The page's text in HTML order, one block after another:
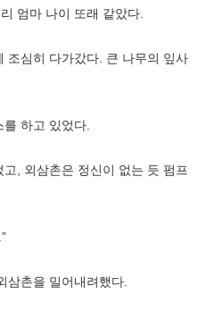
엄마 나이 또래 같았다.
조심히 다가갔다. 큰 나무의 잎사
하고 있었다.
, 외삼촌은 정신이 없는 듯 펌프
삼촌을 밀어내려했다.